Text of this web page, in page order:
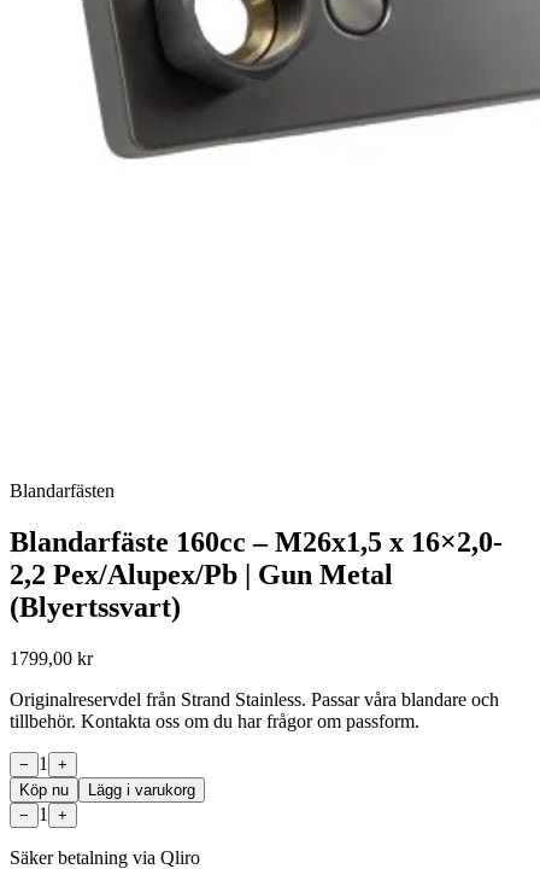
Blandarfästen
Blandarfäste 160cc – M26x1,5 x 16×2,0-
2,2 Pex/Alupex/Pb | Gun Metal
(Blyertssvart)
1799,00 kr
Originalreservdel från Strand Stainless. Passar våra blandare och
tillbehör. Kontakta oss om du har frågor om passform.
− 1
+
Köp nu
Lägg i varukorg
−
1 +
Säker betalning via Qliro